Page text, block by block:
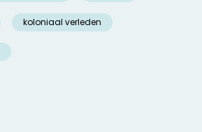
koloniaal verleden